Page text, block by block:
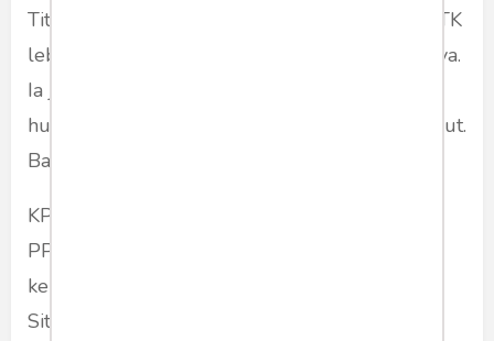
Tito mengaku, akan mendalami informasi PPATK
lebih lanjut untuk mengetahui validitas faktanya.
Ia juga mempersilakan lembaga penegak
hukum untuk ikut menyelidiki informasi tersebut.
Bagaimana dengan KPK?
KPK masih menunggu langkah lanjutan dari
PPATK terkait pencucian uang yang dilakukan
kepala daerah tersebut. Wakil Ketua KPK Saut
Situmorang belum bisa memastikan apakah